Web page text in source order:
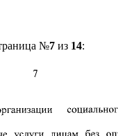
№7из 14: